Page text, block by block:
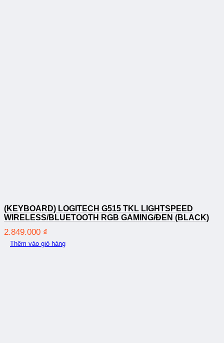
(KEYBOARD) LOGITECH G515 TKL LIGHTSPEED
WIRELESS/BLUETOOTH RGB GAMING/ĐEN (BLACK)
2.849.000 ₫
Thêm vào giỏ hàng